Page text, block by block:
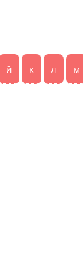
й к л м